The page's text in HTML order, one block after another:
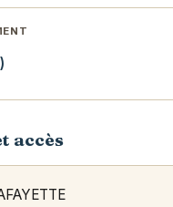
accès